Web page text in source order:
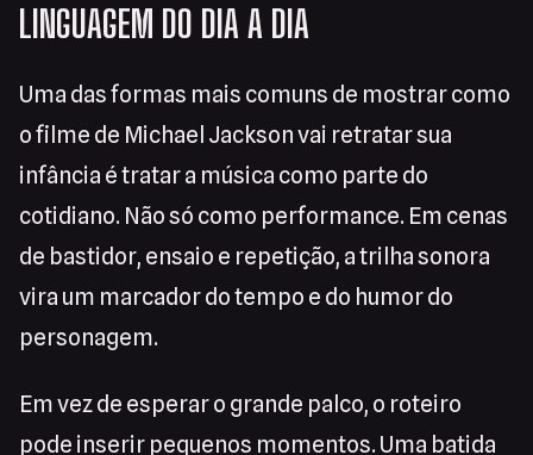
LINGUAGEM DO DIA A DIA
Uma das formas mais comuns de mostrar como
o filme de Michael Jackson vai retratar sua
infância é tratar a música como parte do
cotidiano. Não só como performance. Em cenas
de bastidor, ensaio e repetição, a trilha sonora
vira um marcador do tempo e do humor do
personagem.
Em vez de esperar o grande palco, o roteiro
pode inserir pequenos momentos. Uma batida